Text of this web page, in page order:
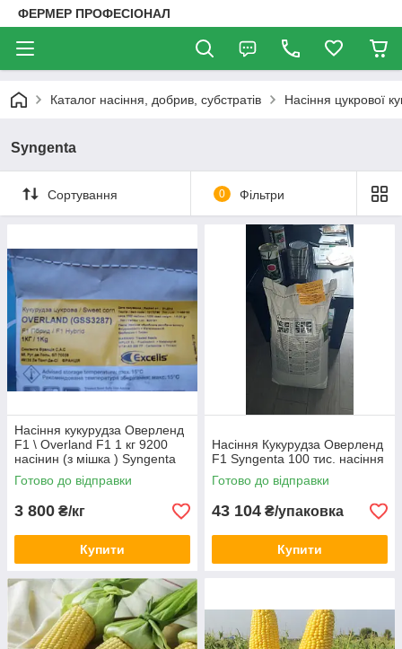
ФЕРМЕР ПРОФЕСІОНАЛ
Каталог насіння, добрив, субстратів Насіння цукрової
Syngenta
Сортування 0 Фільтри
Насіння кукурудза Оверленд
F1 \ Overland F1 1 кг 9200
насінин (з мішка ) Syngenta
Готово до відправки
3 800 ₴/кг
Купити
Насіння Кукурудза Оверленд
F1 Syngenta 100 тис. насіння
Готово до відправки
43 104 ₴/упаковка
Купити